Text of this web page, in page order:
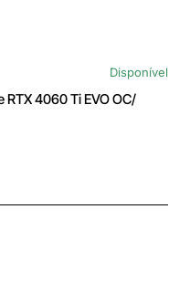
Disponível
RTX 4060 Ti EVO OC/